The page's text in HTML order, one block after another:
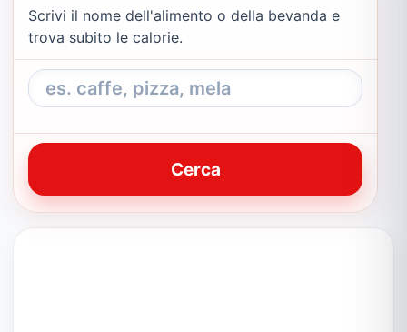
Scrivi il nome dell'alimento o della bevanda e
trova subito le calorie.
Cerca